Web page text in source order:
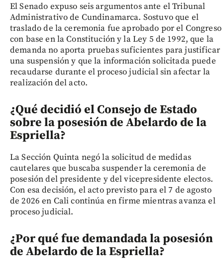
El Senado expuso seis argumentos ante el Tribunal
Administrativo de Cundinamarca. Sostuvo que el
traslado de la ceremonia fue aprobado por el Congreso
con base en la Constitución y la Ley 5 de 1992, que la
demanda no aporta pruebas suficientes para justificar
una suspensión y que la información solicitada puede
recaudarse durante el proceso judicial sin afectar la
realización del acto.
¿Qué decidió el Consejo de Estado
sobre la posesión de Abelardo de la
Espriella?
La Sección Quinta negó la solicitud de medidas
cautelares que buscaba suspender la ceremonia de
posesión del presidente y del vicepresidente electos.
Con esa decisión, el acto previsto para el 7 de agosto
de 2026 en Cali continúa en firme mientras avanza el
proceso judicial.
¿Por qué fue demandada la posesión
de Abelardo de la Espriella?